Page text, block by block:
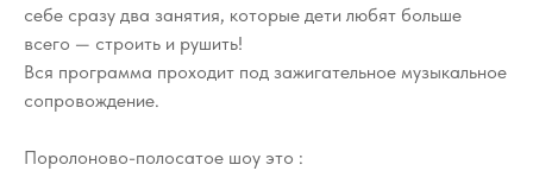
себе сразу два занятия, которые дети любят больше
всего — строить и рушить!
Вся программа проходит под зажигательное музыкальное
сопровождение.
Поролоново-полосатое шоу это :